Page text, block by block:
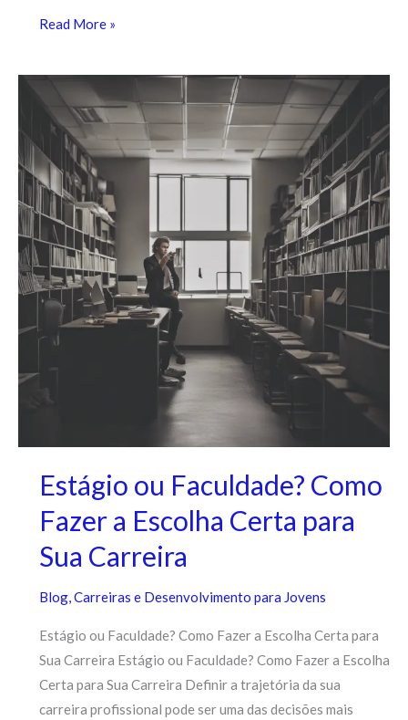
Read More »
Estágio ou Faculdade? Como
Fazer a Escolha Certa para
Sua Carreira
Blog,Carreiras e Desenvolvimento para Jovens
Estágio ou Faculdade? Como Fazer a Escolha Certa para
Sua Carreira Estágio ou Faculdade? Como Fazer a Escolha
Certa para Sua Carreira Definir a trajetória da sua
carreira profissional pode ser uma das decisões mais
Estágio
ou
Faculdade?
Como
Fazer
a
Escolha
Certa
para
Sua
Carreira